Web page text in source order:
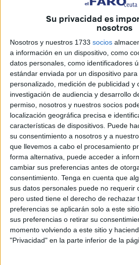
Su privacidad es
nosotros
Nosotros y nuestros 1733 socios
a información en un dispositivo, como
datos personales, como identificadores
estándar enviada por un dispositivo
personalizado, medición de publicidad y
investigación de audiencia y desarrollo
permiso, nosotros y nuestros socios
localización geográfica precisa e
características de dispositivos. Puede
su consentimiento a nosotros y a
que llevemos a cabo el procesamiento
forma alternativa, puede acceder a
cambiar sus preferencias antes de
consentimiento. Tenga en cuenta que
sus datos personales puede no requerir
pero usted tiene el derecho de rechazar
preferencias se aplicarán solo a este
sus preferencias o retirar su
momento volviendo a este sitio y
"Privacidad" en la parte inferior de la
Mención aparte merecen los miles de
“atrapados” en España por el cierre
subsisten de las ayudas que se les
como Ceuta y otras.
Todo ello sin tener en cuenta los
que aseguran la supresión del
de los trabajadores marroquíes que
la llamada Operación Paso del
fueron 3.340.000 viajeros los
el número de vehículos 760.000.
Pero es que España moviliza
Fuerzas y Cuerpos de Seguridad del
sanitario, traductores, miembros de
Autoridades Portuarias, tomando
adicionales como la apertura del
Los Barrios con capacidad de
vehículos y 10.000 pasajeros.